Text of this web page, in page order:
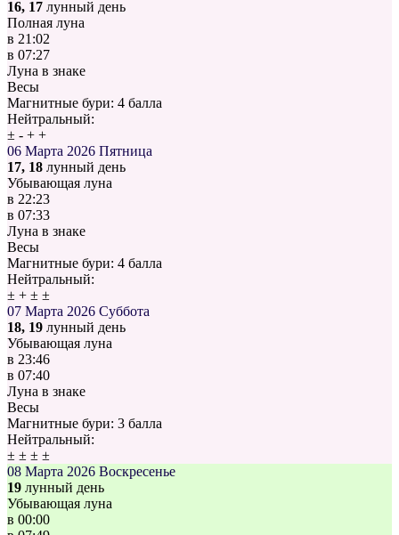
16, 17 лунный день
Полная луна
в 21:02
в 07:27
Луна в знаке
Весы
Магнитные бури: 4 балла
Нейтральный:
± - + +
06 Марта 2026 Пятница
17, 18 лунный день
Убывающая луна
в 22:23
в 07:33
Луна в знаке
Весы
Магнитные бури: 4 балла
Нейтральный:
± + ± ±
07 Марта 2026 Суббота
18, 19 лунный день
Убывающая луна
в 23:46
в 07:40
Луна в знаке
Весы
Магнитные бури: 3 балла
Нейтральный:
± ± ± ±
08 Марта 2026 Воскресенье
19 лунный день
Убывающая луна
в 00:00